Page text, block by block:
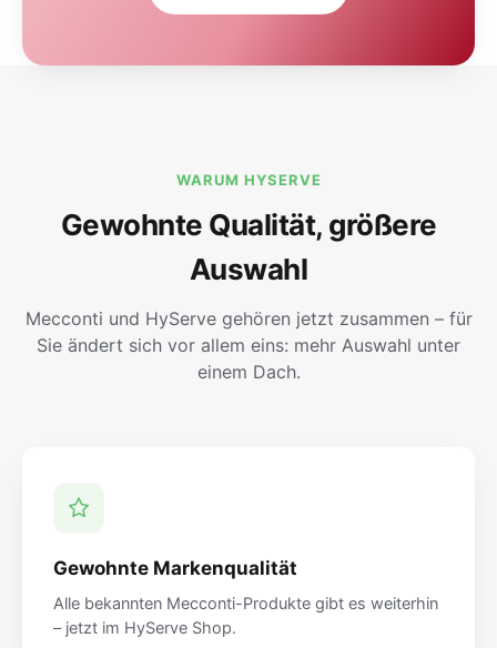
WARUM HYSERVE
Gewohnte Qualität, größere
Auswahl
Mecconti und HyServe gehören jetzt zusammen – für
Sie ändert sich vor allem eins: mehr Auswahl unter
einem Dach.
Gewohnte Markenqualität
Alle bekannten Mecconti-Produkte gibt es weiterhin
– jetzt im HyServe Shop.